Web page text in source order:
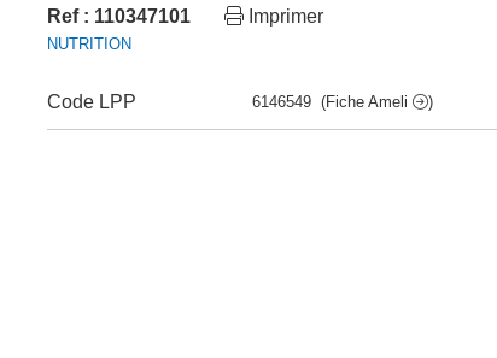
Ref : 110347101 Imprimer
NUTRITION
Code LPP 6146549 (Fiche Ameli )